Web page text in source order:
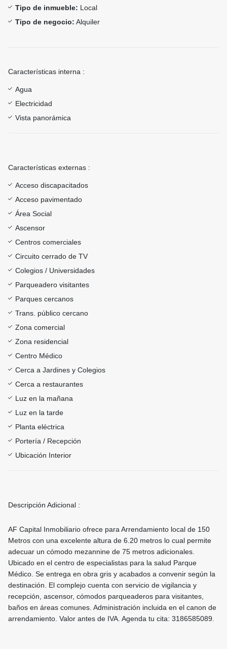
Tipo de inmueble: Local
Tipo de negocio: Alquiler
Características interna :
Agua
Electricidad
Vista panorámica
Características externas :
Acceso discapacitados
Acceso pavimentado
Área Social
Ascensor
Centros comerciales
Circuito cerrado de TV
Colegios / Universidades
Parqueadero visitantes
Parques cercanos
Trans. público cercano
Zona comercial
Zona residencial
Centro Médico
Cerca a Jardines y Colegios
Cerca a restaurantes
Luz en la mañana
Luz en la tarde
Planta eléctrica
Portería / Recepción
Ubicación Interior
Descripción Adicional :
AF Capital Inmobiliario ofrece para Arrendamiento local de 150
Metros con una excelente altura de 6.20 metros lo cual permite
adecuar un cómodo mezannine de 75 metros adicionales.
Ubicado en el centro de especialistas para la salud Parque
Médico. Se entrega en obra gris y acabados a convenir según la
destinación. El complejo cuenta con servicio de vigilancia y
recepción, ascensor, cómodos parqueaderos para visitantes,
baños en áreas comunes. Administración incluida en el canon de
arrendamiento. Valor antes de IVA. Agenda tu cita: 3186585089.